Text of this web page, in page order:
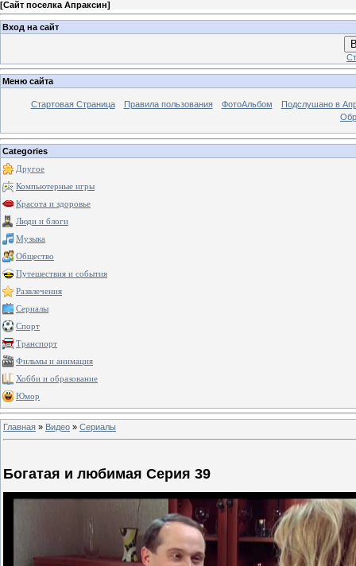
[Сайт поселка Апраксин]
Вход на сайт
Меню сайта
Стартовая Страница Правила пользования ФотоАльбом
Подслушано в
Categories
Другое
Компьютерные игры
Красота и здоровье
Люди и блоги
Музыка
Общество
Путешествия и события
Развлечения
Сериалы
Спорт
Транспорт
Фильмы и анимация
Хобби и образование
Юмор
Главная » Видео » Сериалы
Богатая и любимая Серия 39